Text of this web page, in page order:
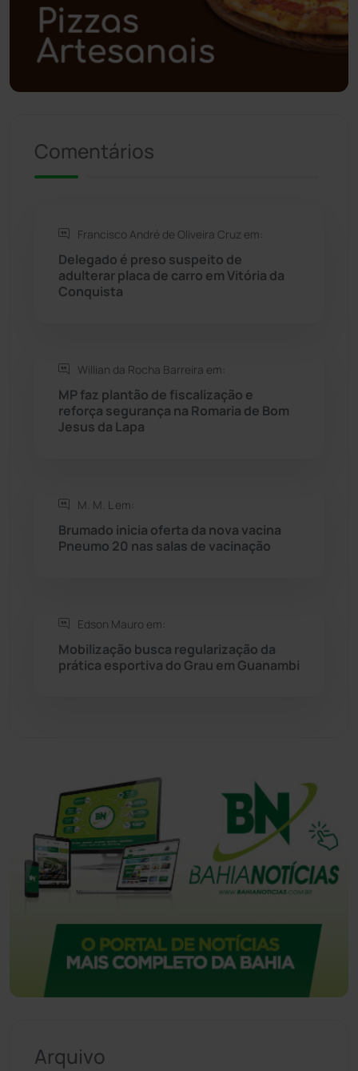
Polícia Militar (28)
Política
Riacho de Santana
Rio do Antônio
Rio do Pires
Seabra
Sebastião Laranjeiras
Sudoeste Baiano
Tanhaçu
Comentários
Francisco André de Oliveira Cruz em:
Delegado é preso suspeito de
adulterar placa de carro em Vitória da
Conquista
Willian da Rocha Barreira em:
MP faz plantão de fiscalização e
reforça segurança na Romaria de Bom
Jesus da Lapa
M. M. L em:
Brumado inicia oferta da nova vacina
Pneumo 20 nas salas de vacinação
Edson Mauro em:
Mobilização busca regularização da
prática esportiva do Grau em Guanambi
Arquivo